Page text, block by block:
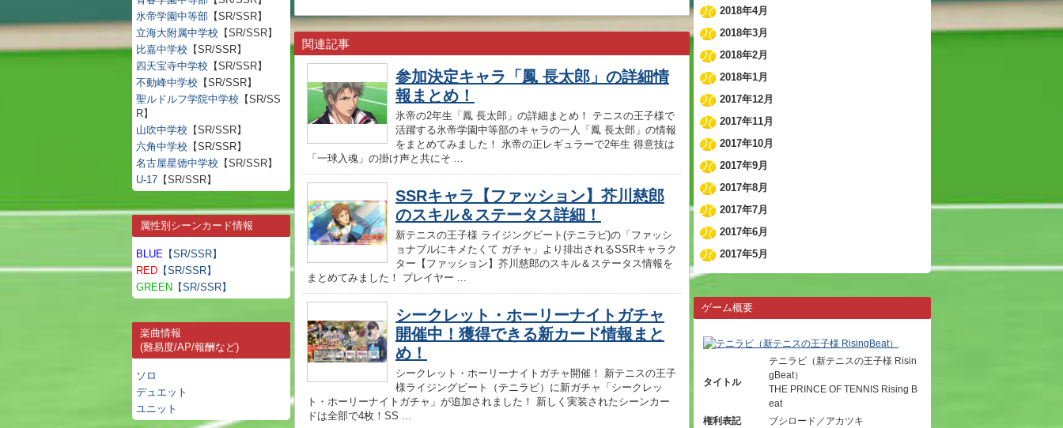
氷帝学園中等部 【SR/SSR】
立海大附属中学校 【SR/SSR】
比嘉中学校 【SR/SSR】
四天宝寺中学校 【SR/SSR】
不動峰中学校 【SR/SSR】
聖ルドルフ学院中学校 【SR/SS
R】
山吹中学校 【SR/SSR】
六角中学校 【SR/SSR】
名古屋星徳中学校 【SR/SSR】
U-17 【SR/SSR】
属性別シーンカード情報
BLUE 【SR/SSR】
RED 【SR/SSR】
GREEN 【SR/SSR】
楽曲情報
(難易度/AP/報酬など)
ソロ
デュエット
ユニット
関連記事
参加決定キャラ「鳳 長太郎」の詳細情
報まとめ！
氷帝の2年生「鳳 長太郎」の詳細まとめ！ テニスの王子様で
活躍する氷帝学園中等部のキャラの一人「鳳 長太郎」の情報
をまとめてみました！ 氷帝の正レギュラーで2年生 得意技は
「一球入魂」の掛け声と共にそ ...
SSRキャラ【ファッション】芥川慈郎
のスキル＆ステータス詳細！
新テニスの王子様 ライジングビート(テニラビ)の「ファッシ
ョナブルにキメたくて ガチャ」より排出されるSSRキャラク
ター【ファッション】芥川慈郎のスキル＆ステータス情報を
まとめてみました！ プレイヤー ...
シークレット・ホーリーナイトガチャ
開催中！獲得できる新カード情報まと
め！
シークレット・ホーリーナイトガチャ開催！ 新テニスの王子
様ライジングビート（テニラビ）に新ガチャ「シークレッ
ト・ホーリーナイトガチャ」が追加されました！ 新しく実装されたシーンカー
ドは全部で4枚！SS ...
2018年4月
2018年3月
2018年2月
2018年1月
2017年12月
2017年11月
2017年10月
2017年9月
2017年8月
2017年7月
2017年6月
2017年5月
ゲーム概要
タイトル
テニラビ（新テニスの王子様 Risin
gBeat）
THE PRINCE OF TENNIS Rising B
eat
権利表記
ブシロード／アカツキ